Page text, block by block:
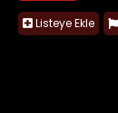
Listeye Ekle